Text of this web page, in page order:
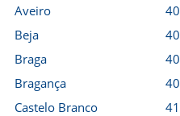
Aveiro
Beja
Braga
Bragança
Castelo Branco